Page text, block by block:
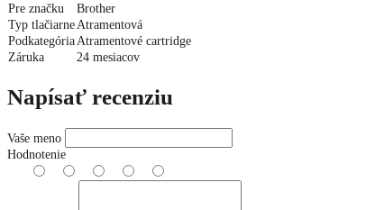
Pre značku
Brother
Typ tlačiarne Atramentová
Podkategória Atramentové cartridge
Záruka
24 mesiacov
Napísať recenziu
Vaše meno
Hodnotenie